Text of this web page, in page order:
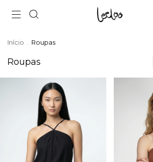
Início Roupas
Roupas